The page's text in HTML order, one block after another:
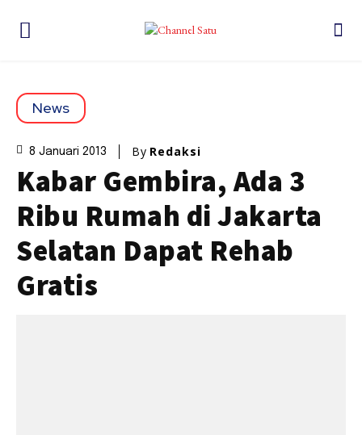
News
8 Januari 2013 By Redaksi
Kabar Gembira, Ada 3
Ribu Rumah di Jakarta
Selatan Dapat Rehab
Gratis